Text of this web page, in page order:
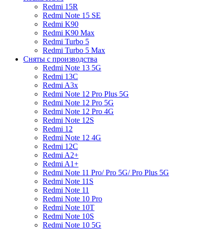
Redmi 15R
Redmi Note 15 SE
Redmi K90
Redmi K90 Max
Redmi Turbo 5
Redmi Turbo 5 Max
Сняты с производства
Redmi Note 13 5G
Redmi 13C
Redmi A3x
Redmi Note 12 Pro Plus 5G
Redmi Note 12 Pro 5G
Redmi Note 12 Pro 4G
Redmi Note 12S
Redmi 12
Redmi Note 12 4G
Redmi 12C
Redmi A2+
Redmi A1+
Redmi Note 11 Pro/ Pro 5G/ Pro Plus 5G
Redmi Note 11S
Redmi Note 11
Redmi Note 10 Pro
Redmi Note 10T
Redmi Note 10S
Redmi Note 10 5G